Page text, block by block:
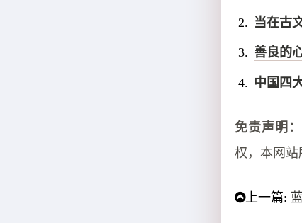
当在古
善良的
中国四
免责声明：
权，本网站
上一篇: